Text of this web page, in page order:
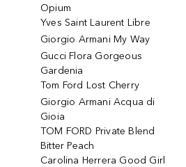
Opium
Yves Saint Laurent Libre
Giorgio Armani My Way
Gucci Flora Gorgeous
Gardenia
Tom Ford Lost Cherry
Giorgio Armani Acqua di
Gioia
TOM FORD Private Blend
Bitter Peach
Carolina Herrera Good Girl